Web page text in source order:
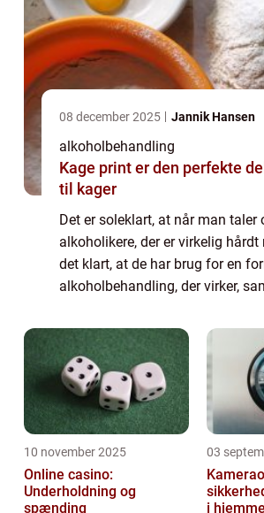
08 december 2025 Jannik Hansen
alkoholbehandling
Kage print er den perfekte
til kager
Det er soleklart, at når man taler
alkoholikere, der er virkelig hårdt
det klart, at de har brug for en
alkoholbehandling, der virker,
hjælp. N&ari...
10 november 2025
Online casino:
Underholdning og
spænding
03
i